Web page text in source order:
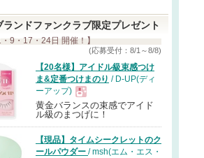
ランドファンクラブ限定プレゼント
・9・17・24日 開催！】
(応募受付：8/1～8/8)
【20名様】アイドル級束感つけ
ま&定番つけまのり / D-UP(ディ
ーアップ)
現
品
黄金バランスの束感でアイド
ル級のまつげに！
【現品】タイムシークレットのク
ールパウダー / msh(エム・エス・